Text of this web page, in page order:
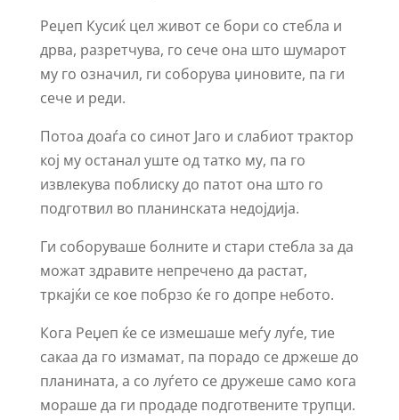
Реџеп Кусиќ цел живот се бори со стебла и
дрва, разретчува, го сече она што шумарот
му го означил, ги соборува џиновите, па ги
сече и реди.
Потоа доаѓа со синот Јаго и слабиот трактор
кој му останал уште од татко му, па го
извлекува поблиску до патот она што го
подготвил во планинската недојдија.
Ги соборуваше болните и стари стебла за да
можат здравите непречено да растат,
тркајќи се кое побрзо ќе го допре небото.
Кога Реџеп ќе се измешаше меѓу луѓе, тие
сакаа да го измамат, па порадо се држеше до
планината, а со луѓето се дружеше само кога
мораше да ги продаде подготвените трупци.